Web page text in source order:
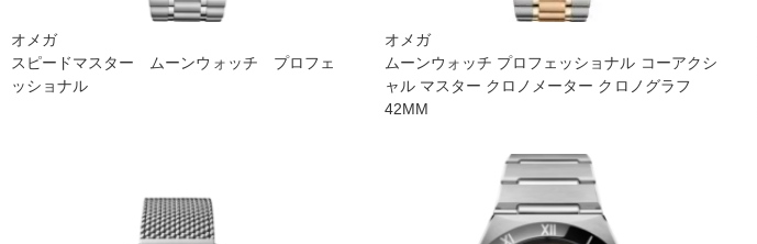
オメガ
スピードマスター ムーンウォッチ プロフェ
ッショナル
オメガ
ムーンウォッチ プロフェッショナ ル コーアクシ
ャル マスター クロノメーター クロノグラフ
42M M